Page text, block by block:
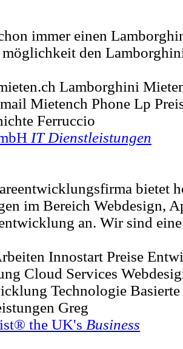
immer einen
möglichkeit den
Lamborghini
Mietench Phone Lp
Ferruccio
IT Dienstleistungen
bietet
im Bereich Webdesign,
an. Wir sind
Innostart Preise
Cloud Services
Technologie
Greg
the UK's Business